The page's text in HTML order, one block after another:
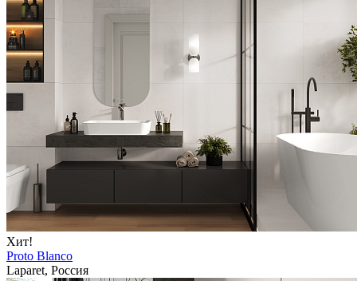
Хит!
Proto Blanco
Laparet, Россия